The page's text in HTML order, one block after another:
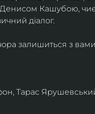
Кашубою,
діалог.
залишиться з
Тарас